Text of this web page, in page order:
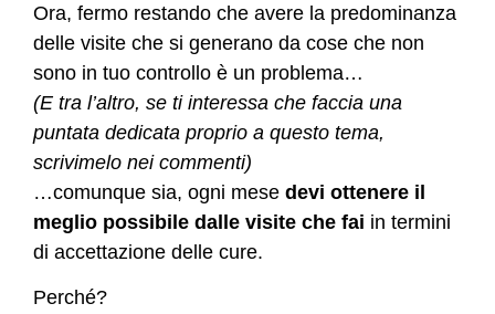
Ora, fermo restando che avere la predominanza
delle visite che si generano da cose che non
sono in tuo controllo è un problema…
(E tra l’altro, se ti interessa che faccia una
puntata dedicata proprio a questo tema,
scrivimelo nei commenti)
…comunque sia, ogni mese devi ottenere il
meglio possibile dalle visite che fai in termini
di accettazione delle cure.
Perché?